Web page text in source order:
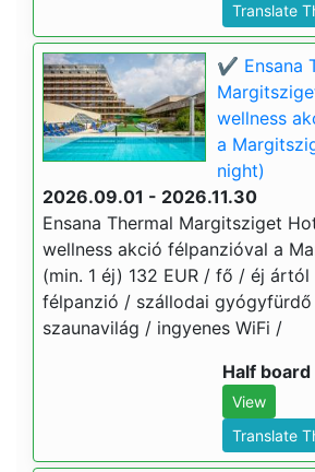
Translate
✔️ Ensana
wellness
a
night)
2026.09.01 - 2026.11.30
Ensana Thermal Margitsziget
wellness akció félpanzióval a
(min. 1 éj) 132 EUR / fő / éj
félpanzió / szállodai
szaunavilág / ingyenes WiFi /
Half board
View
Translate